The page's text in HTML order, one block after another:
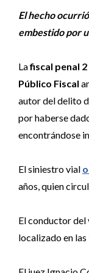
El hecho
embestido por
Lafiscal penal
Público Fiscal
autor del delito
por haberse
encontrándose
El siniestro vial
años, quien
El conductor del
localizado en